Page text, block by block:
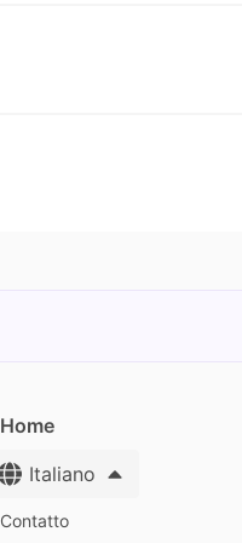
Home
Italiano
Contatto